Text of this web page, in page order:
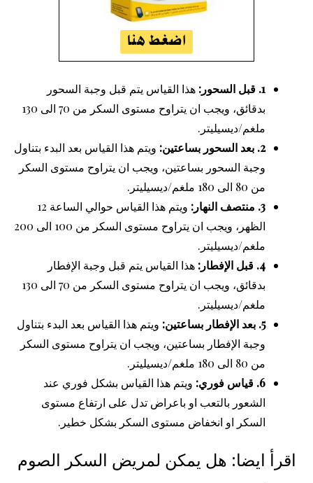
1. قبل السحور:
هذا القياس يتم قبل وجبة السحور
بدقائق، ويجب ان يتراوح مستوى السكر من 70 الى 130
ملغم/ديسيليتر.
2. بعد السحور بساعتين:
ويتم هذا القياس بعد البدء بتناول
وجبة السحور بساعتين، ويجب ان يتراوح مستوى السكر
من 80 الى 180 ملغم/ديسيليتر.
3. منتصف النهار:
ويتم هذا القياس حوالي الساعة 12
الظهر، ويجب ان يتراوح مستوى السكر من 100 الى 200
ملغم/ديسيليتر.
4. قبل الإفطار:
هذا القياس يتم قبل وجبة الإفطار
بدقائق، ويجب ان يتراوح مستوى السكر من 70 الى 130
ملغم/ديسيليتر.
5. بعد الإفطار بساعتين:
ويتم هذا القياس بعد البدء بتناول
وجبة الإفطار بساعتين، ويجب ان يتراوح مستوى السكر
من 80 الى 180 ملغم/ديسيليتر.
6. قياس فوري:
ويتم هذا القياس بشكل فوري عند
الشعور بالتعب او باعراض تدل على ارتفاع مستوى
السكر او انخفاض مستوى السكر بشكل خطير.
اقرأ ايضا: هل يمكن لمريض السكر الصوم